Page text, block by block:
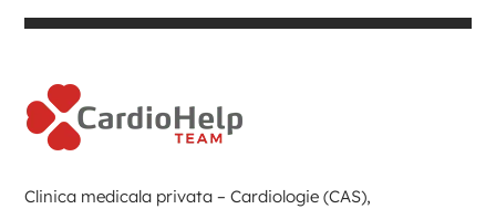
Clinica medicala privata – Cardiologie (CAS),